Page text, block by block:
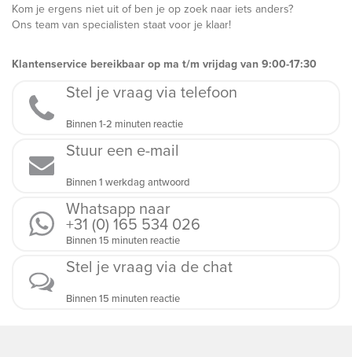
Kom je ergens niet uit of ben je op zoek naar iets anders?
Ons team van specialisten staat voor je klaar!
Klantenservice bereikbaar op ma t/m vrijdag van 9:00-17:30
Stel je vraag via telefoon
Binnen 1-2 minuten reactie
Stuur een e-mail
Binnen 1 werkdag antwoord
Whatsapp naar
+31 (0) 165 534 026
Binnen 15 minuten reactie
Stel je vraag via de chat
Binnen 15 minuten reactie